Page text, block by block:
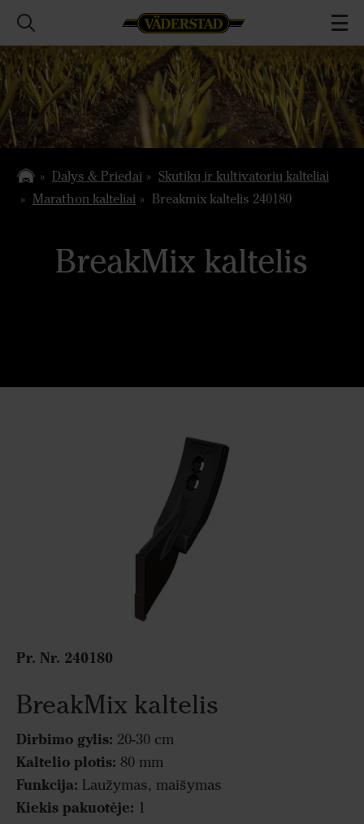
Dalys & Priedai
Skutikų ir kultivatorių kalteliai
Marathon kalteliai
Breakmix kaltelis 240180
BreakMix kaltelis
Pr. Nr. 240180
BreakMix kaltelis
Dirbimo gylis: 20-30 cm
Kaltelio plotis: 80 mm
Funkcija: Laužymas, maišymas
Kiekis pakuotėje: 1